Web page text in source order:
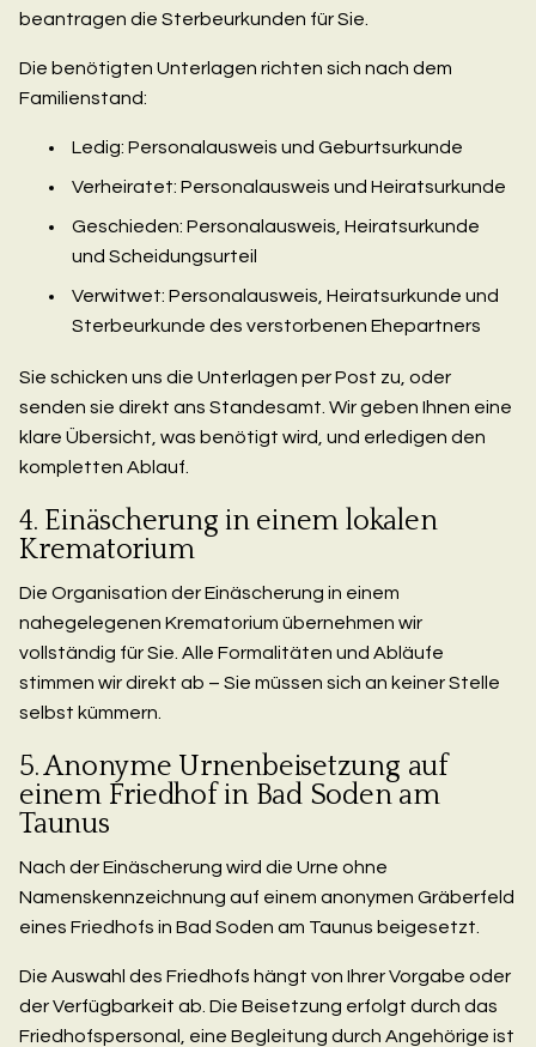
beantragen die Sterbeurkunden für Sie.
Die benötigten Unterlagen richten sich nach dem
Familienstand:
Ledig: Personalausweis und Geburtsurkunde
Verheiratet: Personalausweis und Heiratsurkunde
Geschieden: Personalausweis, Heiratsurkunde
und Scheidungsurteil
Verwitwet: Personalausweis, Heiratsurkunde und
Sterbeurkunde des verstorbenen Ehepartners
Sie schicken uns die Unterlagen per Post zu, oder
senden sie direkt ans Standesamt. Wir geben Ihnen eine
klare Übersicht, was benötigt wird, und erledigen den
kompletten Ablauf.
4. Einäscherung in einem lokalen
Krematorium
Die Organisation der Einäscherung in einem
nahegelegenen Krematorium übernehmen wir
vollständig für Sie. Alle Formalitäten und Abläufe
stimmen wir direkt ab – Sie müssen sich an keiner Stelle
selbst kümmern.
5. Anonyme Urnenbeisetzung auf
einem Friedhof in Bad Soden am
Taunus
Nach der Einäscherung wird die Urne ohne
Namenskennzeichnung auf einem anonymen Gräberfeld
eines Friedhofs in Bad Soden am Taunus beigesetzt.
Die Auswahl des Friedhofs hängt von Ihrer Vorgabe oder
der Verfügbarkeit ab. Die Beisetzung erfolgt durch das
Friedhofspersonal, eine Begleitung durch Angehörige ist